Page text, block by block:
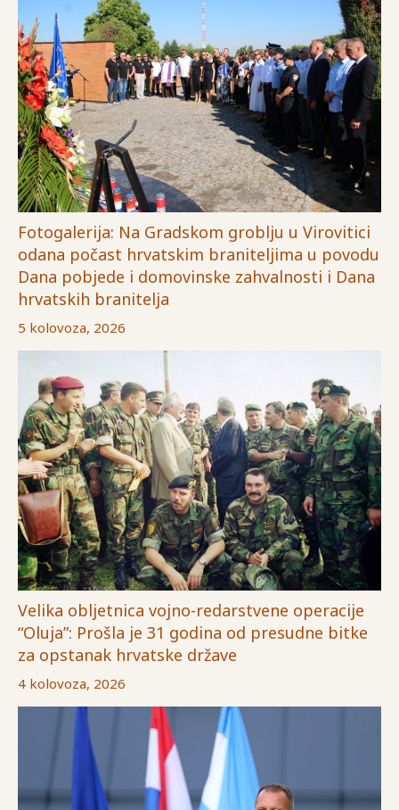
Fotogalerija: Na Gradskom groblju u Virovitici
odana počast hrvatskim braniteljima u povodu
Dana pobjede i domovinske zahvalnosti i Dana
hrvatskih branitelja
5 kolovoza, 2026
Velika obljetnica vojno-redarstvene operacije
“Oluja”: Prošla je 31 godina od presudne bitke
za opstanak hrvatske države
4 kolovoza, 2026